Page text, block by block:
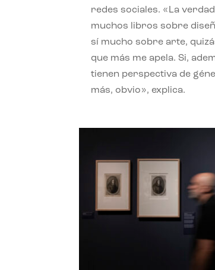
redes sociales. «La
muchos libros sobre
sí mucho sobre arte,
que más me apela. Si,
tienen perspectiva de
más, obvio», explica.